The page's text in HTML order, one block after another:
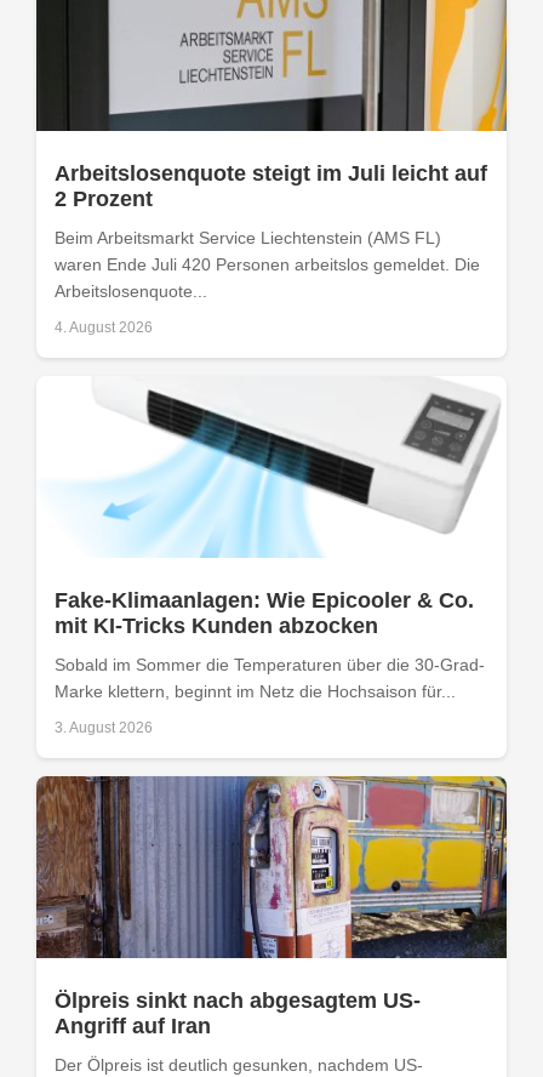
Arbeitslosenquote steigt im Juli leicht auf
2 Prozent
Beim Arbeitsmarkt Service Liechtenstein (AMS FL)
waren Ende Juli 420 Personen arbeitslos gemeldet. Die
Arbeitslosenquote...
4. August 2026
Fake-Klimaanlagen: Wie Epicooler & Co.
mit KI-Tricks Kunden abzocken
Sobald im Sommer die Temperaturen über die 30-Grad-
Marke klettern, beginnt im Netz die Hochsaison für...
3. August 2026
Ölpreis sinkt nach abgesagtem US-
Angriff auf Iran
Der Ölpreis ist deutlich gesunken, nachdem US-